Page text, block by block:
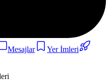
Mesajlar
Yer İmleri